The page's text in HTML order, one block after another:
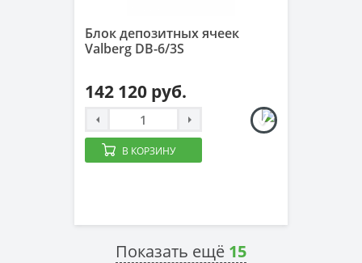
Блок депозитных ячеек
Valberg DB-6/3S
142 120 руб.
В КОРЗИНУ
Показать ещё 15